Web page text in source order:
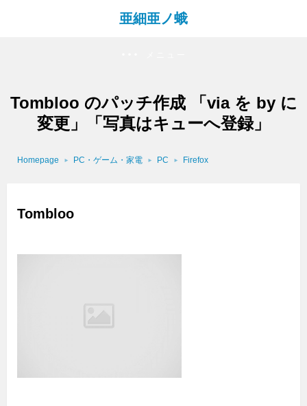
亜細亜ノ蛾
Tombloo のパッチ作成 「via を by に
変更」「写真はキューへ登録」
Homepage PC・ゲーム・家電 PC Firefox
Tombloo